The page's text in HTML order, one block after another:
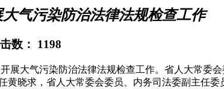
气污染防治法律法规检查工作
数： 1198
展大气污染防治法律法规检查工作。省人大常委
黄晓求，省人大常委会委员、内务司法委副主任